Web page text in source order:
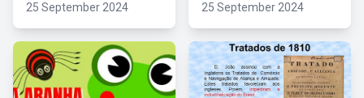
25 September 2024 25 September 2024